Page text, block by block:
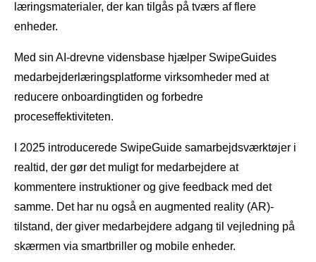
læringsmaterialer, der kan tilgås på tværs af flere
enheder.
Med sin AI-drevne vidensbase hjælper SwipeGuides
medarbejderlæringsplatforme virksomheder med at
reducere onboardingtiden og forbedre
proceseffektiviteten.
I 2025 introducerede SwipeGuide samarbejdsværktøjer i
realtid, der gør det muligt for medarbejdere at
kommentere instruktioner og give feedback med det
samme. Det har nu også en augmented reality (AR)-
tilstand, der giver medarbejdere adgang til vejledning på
skærmen via smartbriller og mobile enheder.